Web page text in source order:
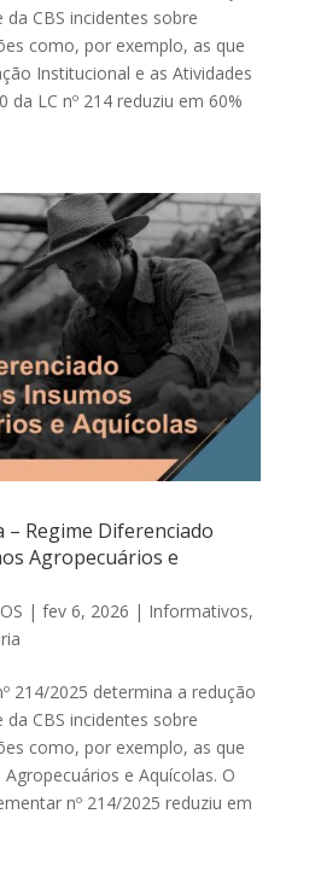
CBS incidentes sobre
como, por exemplo, as que
Institucional e as Atividades
da LC nº 214 reduziu em 60%
Regime Diferenciado
Agropecuários e
| fev 6, 2026 | Informativos,
214/2025 determina a redução
CBS incidentes sobre
como, por exemplo, as que
e Aquícolas. O
nº 214/2025 reduziu em